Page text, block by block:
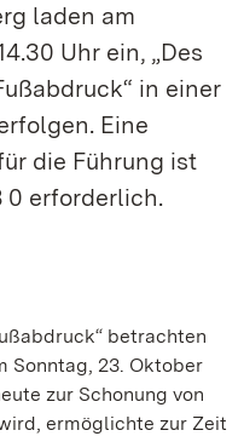
laden am
Uhr ein, „Des
in einer
Eine
die Führung ist
0 erforderlich.
betrachten
Sonntag, 23. Oktober
zur Schonung von
ermöglichte zur Zeit